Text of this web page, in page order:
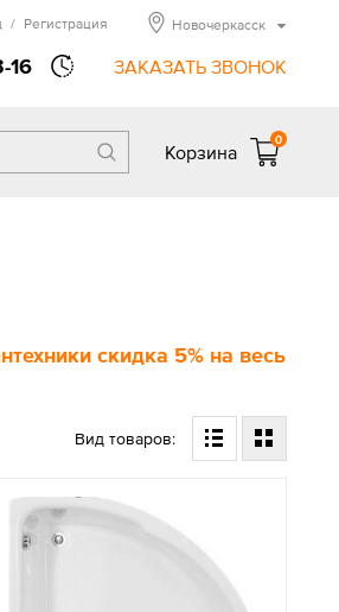
16 ЗАКАЗАТЬ ЗВОНОК
/ Регистрация Новочеркасск
Корзина
0
скидка 5% на весь
Вид товаров: